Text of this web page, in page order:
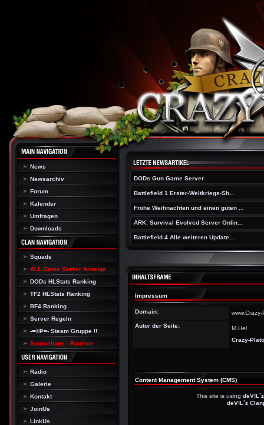
News
Newsarchiv
Forum
Kalender
Umfragen
Downloads
Squads
ALL Game Server Anzeige
DODs HLStats Ranking
TF2 HLStats Ranking
BF4 Ranking
Server Regeln
-=©P=- Steam Gruppe !!
Sourcebans - Banliste
Radio
Galerie
Kontakt
JoinUs
LinkUs
DODs Gun Game Server
Battlefield 1 Erster-Weltkriegs-Sh...
Frohe Weihnachten und einen guten ...
ARK: Survival Evolved Server Onlin...
Battlefield 4 Alle weiteren Update...
Impressum
Domain:
Autor der Seite:
M.Hel
Crazy-
Content Management System (CMS)
This site is using
deV!L`z